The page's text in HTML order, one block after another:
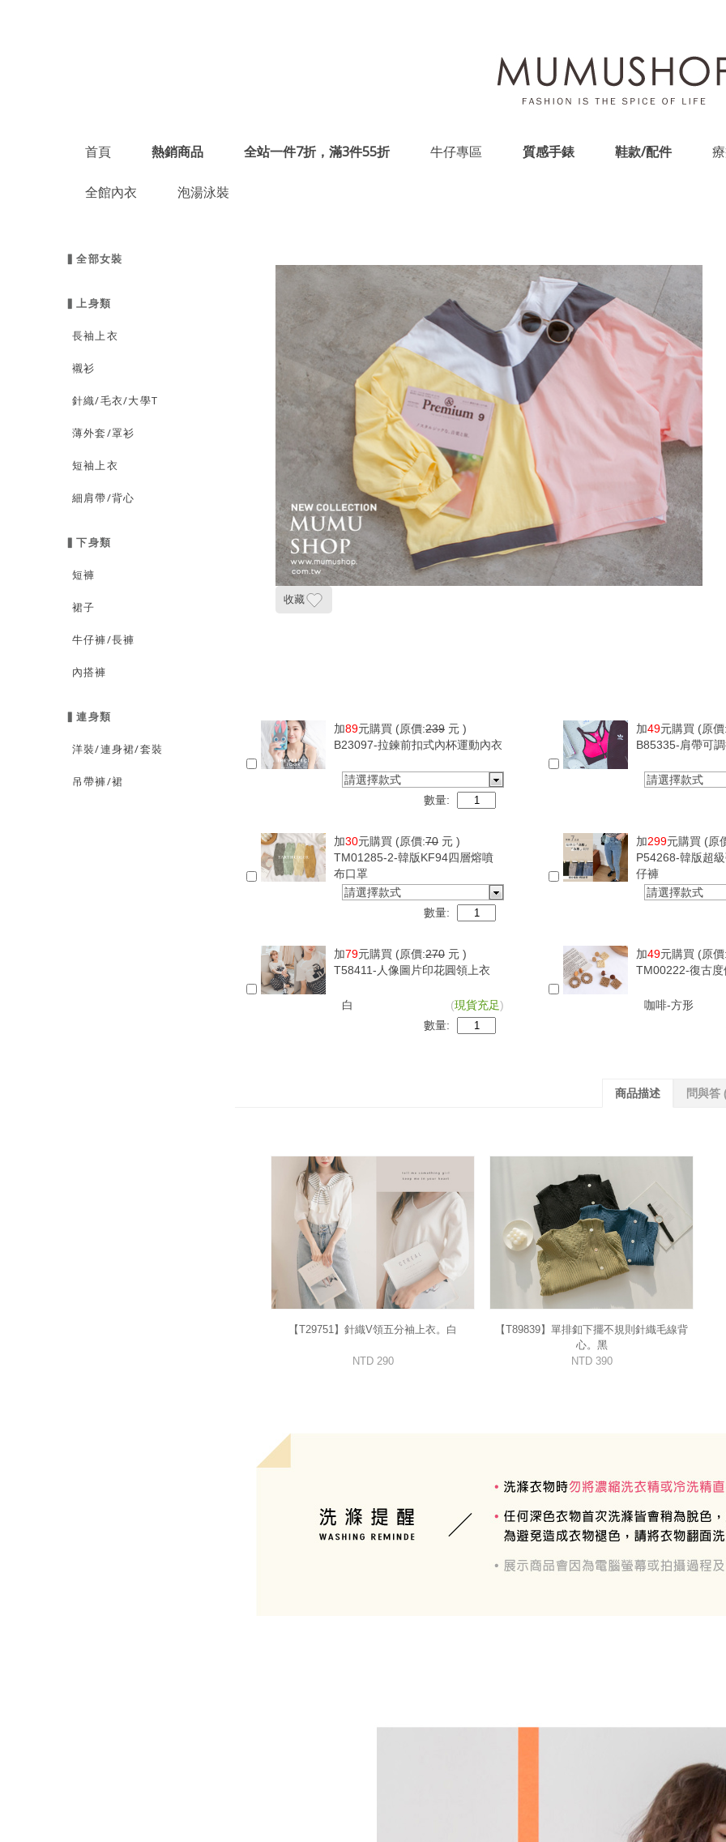
首頁 熱銷商品 全站一件7折，滿3件55折 牛仔專區 質感手錶 鞋款/配件
全館內衣 泡湯泳裝
▍全部女裝
▍上身類
長袖上衣
襯衫
針織/毛衣/大學T
薄外套/罩衫
短袖上衣
細肩帶/背心
▍下身類
短褲
裙子
牛仔褲/長褲
內搭褲
▍連身類
洋裝/連身裙/套裝
吊帶褲/裙
收藏
加89元購買 (原價:239 元 )
B23097-拉鍊前扣式內杯運動內衣
請選擇款式
數量:
加49元購買 (原價:
B85335-肩帶可
請選擇款式
加30元購買 (原價:70 元 )
TM01285-2-韓版KF94四層熔噴
布口罩
請選擇款式
數量:
加299元購買 (原
P54268-韓版超
仔褲
請選擇款式
加79元購買 (原價:270 元 )
T58411-人像圖片印花圓領上衣
白 (現貨充足)
數量:
加49元購買 (原價:
TM00222-復古
咖啡-方形
商品描述 問與答